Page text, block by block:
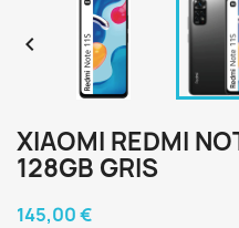

XIAOMI REDMI
128GB GRIS
145,00 €